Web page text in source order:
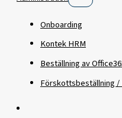
Onboarding
Kontek HRM
Beställning av
Förskottsbeställning